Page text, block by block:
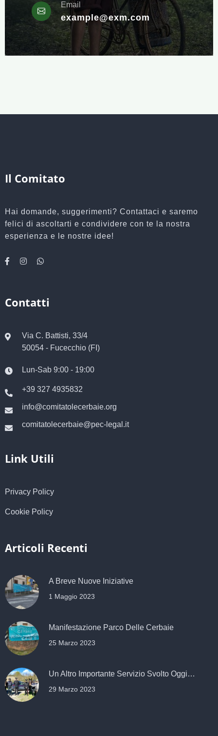
Email
example@exm.com
Il Comitato
Hai domande, suggerimenti? Contattaci e saremo
felici di ascoltarti e condividere con te la nostra
esperienza e le nostre idee!
Contatti
Via C. Battisti, 33/4
50054 - Fucecchio (FI)
Lun-Sab 9:00 - 19:00
+39 327 4935832
info@comitatolecerbaie.org
comitatolecerbaie@pec-legal.it
Link Utili
Privacy Policy
Cookie Policy
Articoli Recenti
A Breve Nuove Iniziative
1 Maggio 2023
Manifestazione Parco Delle Cerbaie
25 Marzo 2023
Un Altro Importante Servizio Svolto Oggi…
29 Marzo 2023